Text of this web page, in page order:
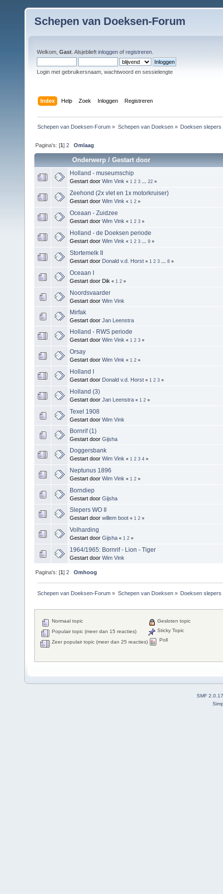
Schepen van Doeksen-Forum
Welkom, Gast . Alsjeblieft inloggen of registreren
Login met gebruikersnaam, wachtwoord en sessielengte
Index Help Zoek Inloggen Registreren
Schepen van Doeksen-Forum » Schepen van Doeksen» Doeksen slepers
Pagina's: [1]2 Omlaag
Onderwerp /Gestart door
Holland - museumschip
Gestart door Wim Vink « 1 2 3 22 »
Zeehond (2x vlet en 1x motorkruiser)
Gestart door Wim Vink « 1 2 »
Oceaan - Zuidzee
Gestart door Wim Vink « 1 2 3 »
Holland - de Doeksen periode
Gestart door Wim Vink « 1 2 3 9 »
Stortemelk II
Gestart door Donald v.d. Horst « 1 2 3 8 »
Oceaan I
Gestart door Dik « 1 2 »
Noordsvaarder
Gestart door Wim Vink
Mirfak
Gestart door Jan Leenstra
Holland - RWS periode
Gestart door Wim Vink « 1 2 3 »
Orsay
Gestart door Wim Vink « 1 2 »
Holland I
Gestart door Donald v.d. Horst « 1 2 3 »
Holland (3)
Gestart door Jan Leenstra « 1 2 »
Texel 1908
Gestart door Wim Vink
Bornrif (1)
Gestart door Gijsha
Doggersbank
Gestart door Wim Vink « 1 2 3 4 »
Neptunus 1896
Gestart door Wim Vink « 1 2 »
Borndiep
Gestart door Gijsha
Slepers WO II
Gestart door willem boot « 1 2 »
Volharding
Gestart door Gijsha « 1 2 »
1964/1965: Bornrif - Lion - Tiger
Gestart door Wim Vink
Pagina's: [1]2 Omhoog
Schepen van Doeksen-Forum » Schepen van Doeksen» Doeksen slepers
Normaal topic
Populair topic (meer dan 15 reacties)
Zeer populair topic (meer dan 25 reacties)
Gesloten topic
Sticky Topic
Poll
SMF 2.0.17